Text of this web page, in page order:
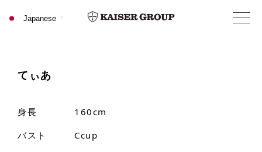
てぃあ
身長
160cm
バスト
Ccup